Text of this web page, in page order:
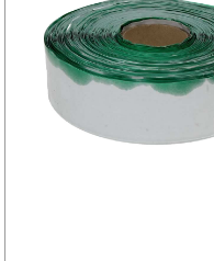
dans une gamme
pucerons. Elle
lieux où la